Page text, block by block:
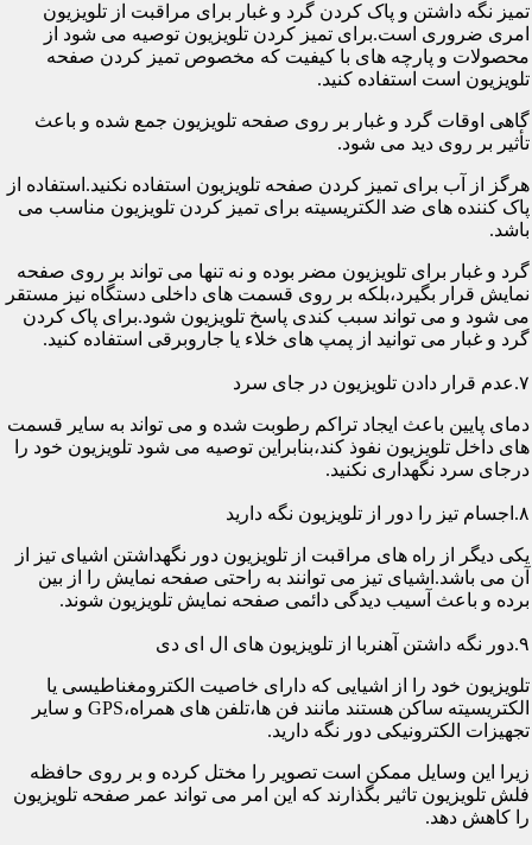
تمیز نگه داشتن و پاک کردن گرد و غبار برای مراقبت از تلویزیون
امری ضروری است.برای تمیز کردن تلویزیون توصیه می شود از
محصولات و پارچه های با کیفیت که مخصوص تمیز کردن صفحه
تلویزیون است استفاده کنید.
گاهی اوقات گرد و غبار بر روی صفحه تلویزیون جمع شده و باعث
تأثیر بر روی دید می شود.
هرگز از آب برای تمیز کردن صفحه تلویزیون استفاده نکنید.استفاده از
پاک کننده های ضد الکتریسیته برای تمیز کردن تلویزیون مناسب می
باشد.
گرد و غبار برای تلویزیون مضر بوده و نه تنها می تواند بر روی صفحه
نمایش قرار بگیرد،بلکه بر روی قسمت های داخلی دستگاه نیز مستقر
می شود و می تواند سبب کندی پاسخ تلویزیون شود.برای پاک کردن
گرد و غبار می توانید از پمپ های خلاء یا جاروبرقی استفاده کنید.
۷.عدم قرار دادن تلویزیون در جای سرد
دمای پایین باعث ایجاد تراکم رطوبت شده و می تواند به سایر قسمت
های داخل تلویزیون نفوذ کند،بنابراین توصیه می شود تلویزیون خود را
درجای سرد نگهداری نکنید.
۸.اجسام تیز را دور از تلویزیون نگه دارید
یکی دیگر از راه های مراقبت از تلویزیون دور نگهداشتن اشیای تیز از
آن می باشد.اشیای تیز می توانند به راحتی صفحه نمایش را از بین
برده و باعث آسیب دیدگی دائمی صفحه نمایش تلویزیون شوند.
۹.دور نگه داشتن آهنربا از تلویزیون های ال ای دی
تلویزیون خود را از اشیایی که دارای خاصیت الکترومغناطیسی یا
الکتریسیته ساکن هستند مانند فن ها،تلفن های همراه،GPS و سایر
تجهیزات الکترونیکی دور نگه دارید.
زیرا این وسایل ممکن است تصویر را مختل کرده و بر روی حافظه
فلش تلویزیون تاثیر بگذارند که این امر می تواند عمر صفحه تلویزیون
را کاهش دهد.